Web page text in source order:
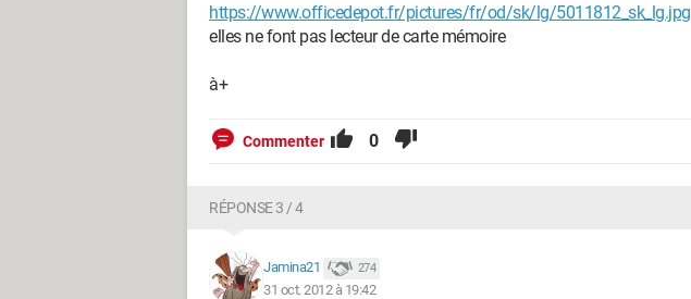
https://www.officedepot.fr/pictures/fr/od/sk/lg/5011812_sk_lg.jpg
elles ne font pas lecteur de carte mémoire
à+
Commenter 0
RÉPONSE 3 / 4
Jamina21 274
31 oct. 2012 à 19:42